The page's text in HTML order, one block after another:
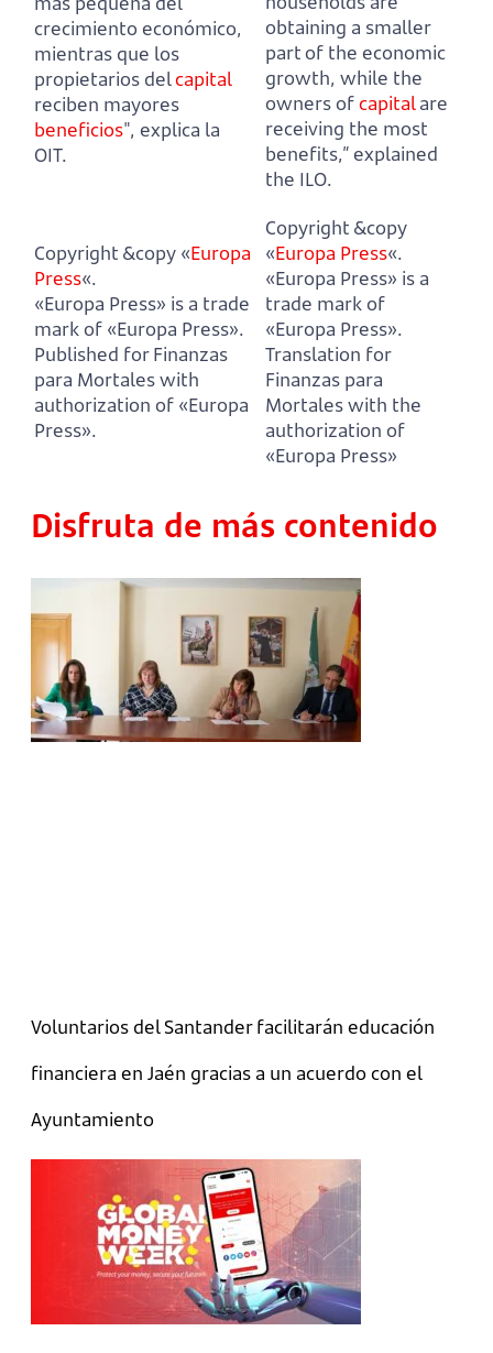
crecimiento económico,
mientras que los
propietarios delcapital
reciben mayores
beneficios", explica la
OIT.
obtaining a smaller
part of the economic
growth, while the
owners ofcapitalare
receiving the most
benefits,” explained
the ILO.
Copyright &copy «Europa
Press«.
«Europa Press» is a trade
mark of «Europa Press».
Published for Finanzas
para Mortales with
authorization of «Europa
Press».
Copyright &copy
«Europa Press«.
«Europa Press» is a
trade mark of
«Europa Press».
Translation for
Finanzas para
Mortales with the
authorization of
«Europa Press»
Disfruta de más contenido
Voluntarios del Santander facilitarán educación
financiera en Jaén gracias a un acuerdo con el
Ayuntamiento